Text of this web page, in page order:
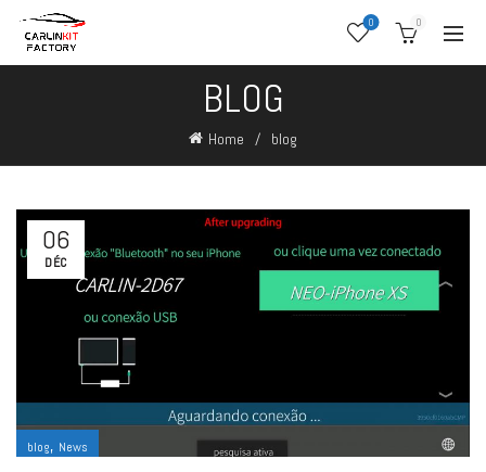
0 0
BLOG
Home blog
06
DÉC
blog, News